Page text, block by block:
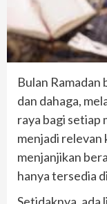
​Bulan Ramadan
dan dahaga,
raya bagi setiap
menjadi relevan
menjanjikan
hanya tersedia
​Setidaknya, ada